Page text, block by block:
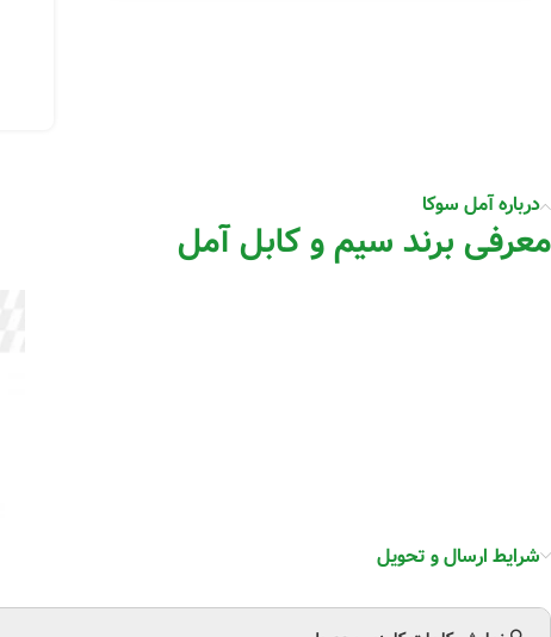
درباره آمل سوکا
معرفی برند سیم و کابل آمل
شرایط ارسال و تحویل